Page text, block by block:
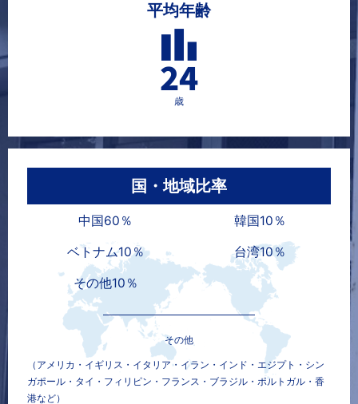
平均年齢
24
歳
国・地域比率
中国60％ 韓国10％
ベトナム10％ 台湾10％
その他10％
その他
（アメリカ・イギリス・イタリア・イラン・インド・エジプト・シン
ガポール・タイ・フィリピン・フランス・ブラジル・ポルトガル・香
港など）